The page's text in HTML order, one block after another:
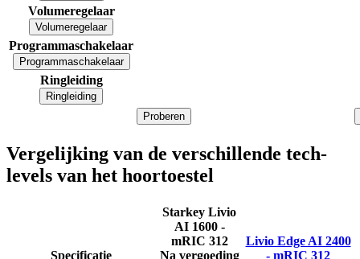
Volumeregelaar
Volumeregelaar
Programmaschakelaar
Programmaschakelaar
Ringleiding
Ringleiding
Proberen
Vergelijking van de verschillende tech-
levels van het hoortoestel
Specificatie
Starkey Livio
AI 1600 -
mRIC 312
Na vergoeding
Livio Edge AI 2400
- mRIC 312